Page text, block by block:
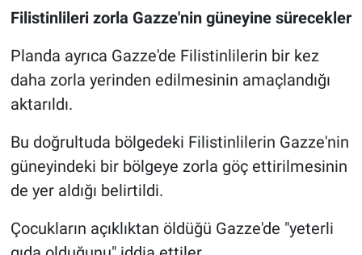
Filistinlileri zorla Gazze'nin güneyine sürecekler
Planda ayrıca Gazze'de Filistinlilerin bir kez
daha zorla yerinden edilmesinin amaçlandığı
aktarıldı.
Bu doğrultuda bölgedeki Filistinlilerin Gazze'nin
güneyindeki bir bölgeye zorla göç ettirilmesinin
de yer aldığı belirtildi.
Çocukların açıklıktan öldüğü Gazze'de "yeterli